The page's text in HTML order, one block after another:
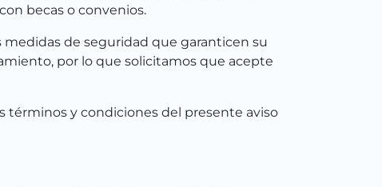
becas o convenios.
medidas de seguridad que garanticen su
por lo que solicitamos que acepte
términos y condiciones del presente aviso